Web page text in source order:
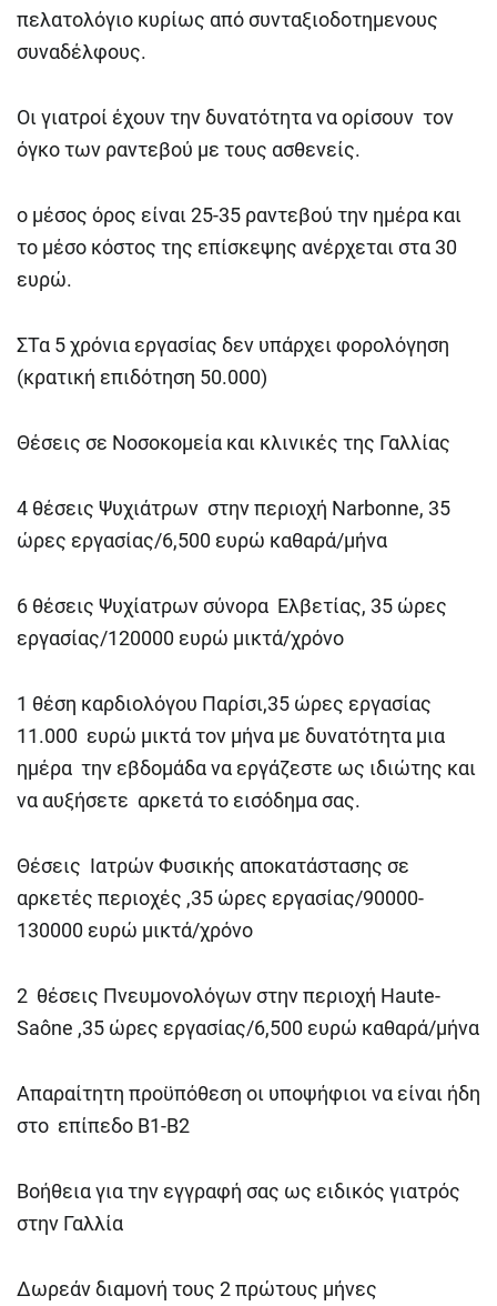
πελατολόγιο κυρίως από συνταξιοδοτημενους
συναδέλφους.
Οι γιατροί έχουν την δυνατότητα να ορίσουν τον
όγκο των ραντεβού με τους ασθενείς.
ο μέσος όρος είναι 25-35 ραντεβού την ημέρα και
το μέσο κόστος της επίσκεψης ανέρχεται στα 30
ευρώ.
ΣΤα 5 χρόνια εργασίας δεν υπάρχει φορολόγηση
(κρατική επιδότηση 50.000)
Θέσεις σε Νοσοκομεία και κλινικές της Γαλλίας
4 θέσεις Ψυχιάτρων στην περιοχή Narbonne, 35
ώρες εργασίας/6,500 ευρώ καθαρά/μήνα
6 θέσεις Ψυχίατρων σύνορα Ελβετίας, 35 ώρες
εργασίας/120000 ευρώ μικτά/χρόνο
1 θέση καρδιολόγου Παρίσι,35 ώρες εργασίας
11.000 ευρώ μικτά τον μήνα με δυνατότητα μια
ημέρα την εβδομάδα να εργάζεστε ως ιδιώτης και
να αυξήσετε αρκετά το εισόδημα σας.
Θέσεις Ιατρών Φυσικής αποκατάστασης σε
αρκετές περιοχές ,35 ώρες εργασίας/90000-
130000 ευρώ μικτά/χρόνο
2 θέσεις Πνευμονολόγων στην περιοχή Haute-
Saône ,35 ώρες εργασίας/6,500 ευρώ καθαρά/μήνα
Απαραίτητη προϋπόθεση οι υποψήφιοι να είναι ήδη
στο επίπεδο Β1-Β2
Βοήθεια για την εγγραφή σας ως ειδικός γιατρός
στην Γαλλία
Δωρεάν διαμονή τους 2 πρώτους μήνες